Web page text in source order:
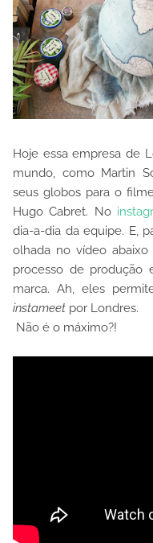
Hoje essa empresa de
mundo, como Martin
seus globos para o
Hugo Cabret. No
dia-a-dia da equipe. E,
olhada no vídeo
processo de produção
marca. Ah, eles
instameet por Londres.
Não é o máximo?!